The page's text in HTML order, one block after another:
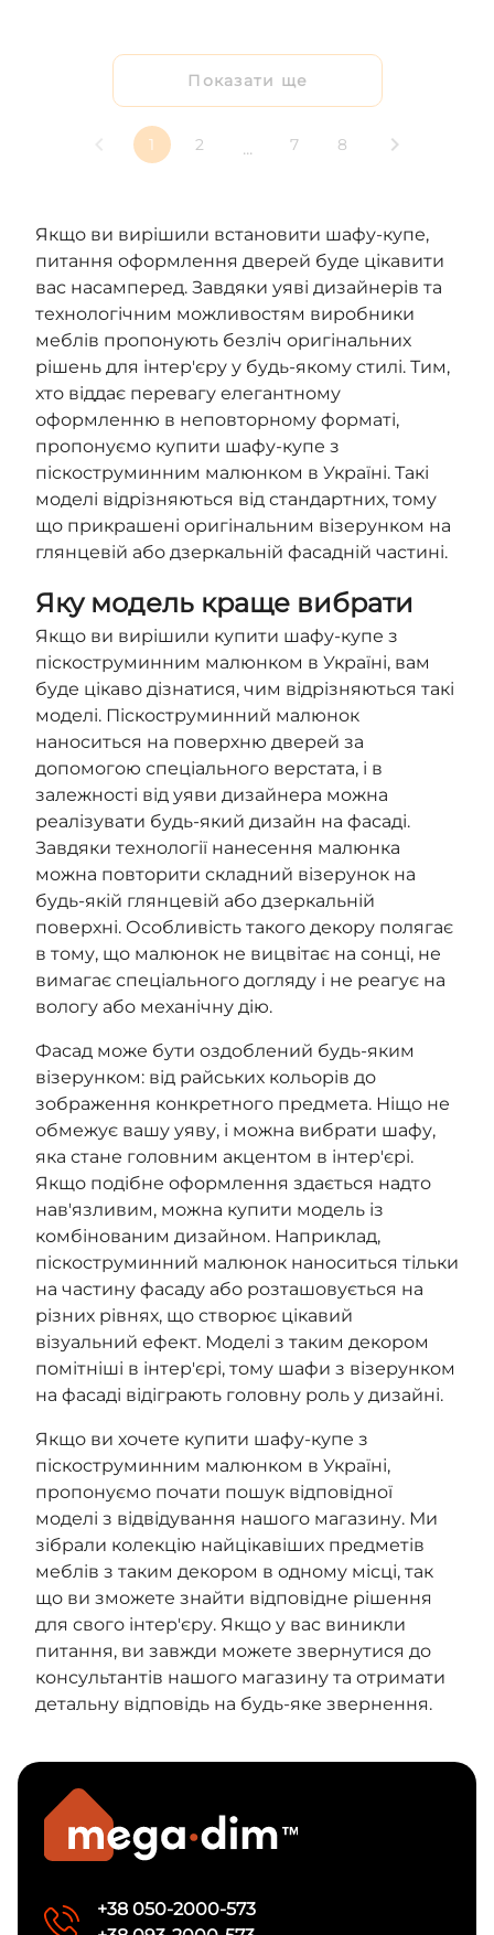
Показати ще
1 2 ... 7 8
Якщо ви вирішили встановити шафу-купе,
питання оформлення дверей буде цікавити
вас насамперед. Завдяки уяві дизайнерів та
технологічним можливостям виробники
меблів пропонують безліч оригінальних
рішень для інтер'єру у будь-якому стилі. Тим,
хто віддає перевагу елегантному
оформленню в неповторному форматі,
пропонуємо купити шафу-купе з
піскоструминним малюнком в Україні. Такі
моделі відрізняються від стандартних, тому
що прикрашені оригінальним візерунком на
глянцевій або дзеркальній фасадній частині.
Яку модель краще вибрати
Якщо ви вирішили купити шафу-купе з
піскоструминним малюнком в Україні, вам
буде цікаво дізнатися, чим відрізняються такі
моделі. Піскоструминний малюнок
наноситься на поверхню дверей за
допомогою спеціального верстата, і в
залежності від уяви дизайнера можна
реалізувати будь-який дизайн на фасаді.
Завдяки технології нанесення малюнка
можна повторити складний візерунок на
будь-якій глянцевій або дзеркальній
поверхні. Особливість такого декору полягає
в тому, що малюнок не вицвітає на сонці, не
вимагає спеціального догляду і не реагує на
вологу або механічну дію.
Фасад може бути оздоблений будь-яким
візерунком: від райських кольорів до
зображення конкретного предмета. Ніщо не
обмежує вашу уяву, і можна вибрати шафу,
яка стане головним акцентом в інтер'єрі.
Якщо подібне оформлення здається надто
нав'язливим, можна купити модель із
комбінованим дизайном. Наприклад,
піскоструминний малюнок наноситься тільки
на частину фасаду або розташовується на
різних рівнях, що створює цікавий
візуальний ефект. Моделі з таким декором
помітніші в інтер'єрі, тому шафи з візерунком
на фасаді відіграють головну роль у дизайні.
Якщо ви хочете купити шафу-купе з
піскоструминним малюнком в Україні,
пропонуємо почати пошук відповідної
моделі з відвідування нашого магазину. Ми
зібрали колекцію найцікавіших предметів
меблів з таким декором в одному місці, так
що ви зможете знайти відповідне рішення
для свого інтер'єру. Якщо у вас виникли
питання, ви завжди можете звернутися до
консультантів нашого магазину та отримати
детальну відповідь на будь-яке звернення.
+38 050-2000-573